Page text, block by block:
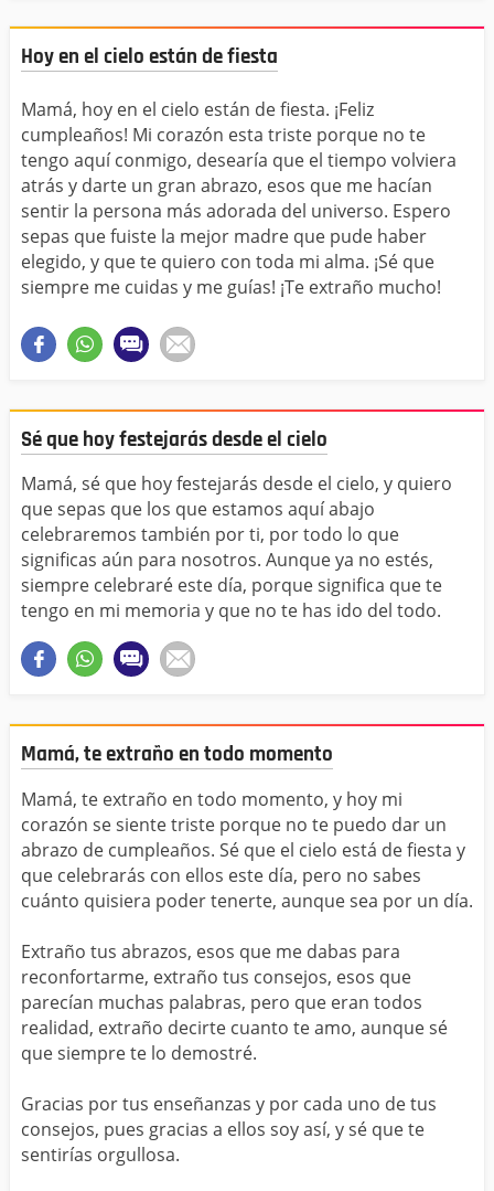
Hoy en el cielo están de fiesta
Mamá, hoy en el cielo están de fiesta. ¡Feliz
cumpleaños! Mi corazón esta triste porque no te
tengo aquí conmigo, desearía que el tiempo volviera
atrás y darte un gran abrazo, esos que me hacían
sentir la persona más adorada del universo. Espero
sepas que fuiste la mejor madre que pude haber
elegido, y que te quiero con toda mi alma. ¡Sé que
siempre me cuidas y me guías! ¡Te extraño mucho!
Sé que hoy festejarás desde el cielo
Mamá, sé que hoy festejarás desde el cielo, y quiero
que sepas que los que estamos aquí abajo
celebraremos también por ti, por todo lo que
significas aún para nosotros. Aunque ya no estés,
siempre celebraré este día, porque significa que te
tengo en mi memoria y que no te has ido del todo.
Mamá, te extraño en todo momento
Mamá, te extraño en todo momento, y hoy mi
corazón se siente triste porque no te puedo dar un
abrazo de cumpleaños. Sé que el cielo está de fiesta y
que celebrarás con ellos este día, pero no sabes
cuánto quisiera poder tenerte, aunque sea por un día.
Extraño tus abrazos, esos que me dabas para
reconfortarme, extraño tus consejos, esos que
parecían muchas palabras, pero que eran todos
realidad, extraño decirte cuanto te amo, aunque sé
que siempre te lo demostré.
Gracias por tus enseñanzas y por cada uno de tus
consejos, pues gracias a ellos soy así, y sé que te
sentirías orgullosa.